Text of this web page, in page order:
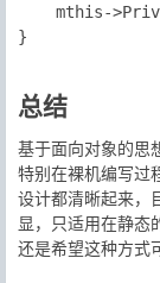
}
总结
基于面向对象的思
特别在裸机编写过
设计都清晰起来，
显，只适用在静态
还是希望这种方式